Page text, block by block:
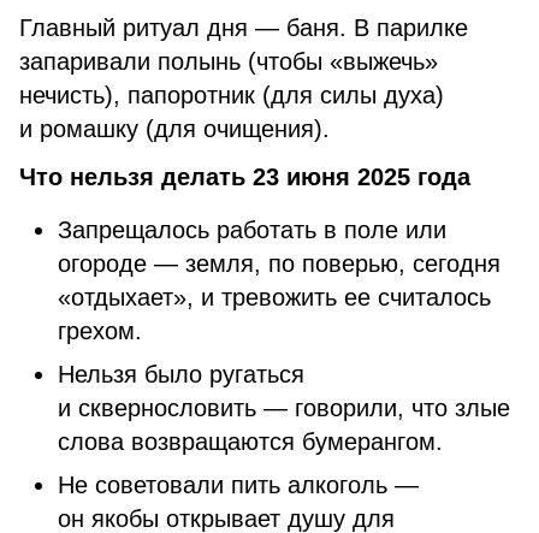
Главный ритуал дня — баня. В парилке
запаривали полынь (чтобы «выжечь»
нечисть), папоротник (для силы духа)
и ромашку (для очищения).
Что нельзя делать 23 июня 2025 года
Запрещалось работать в поле или
огороде — земля, по поверью, сегодня
«отдыхает», и тревожить ее считалось
грехом.
Нельзя было ругаться
и сквернословить — говорили, что злые
слова возвращаются бумерангом.
Не советовали пить алкоголь —
он якобы открывает душу для